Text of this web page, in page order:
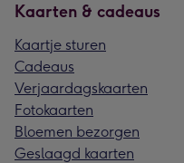
Kaarten & cadeaus
Kaartje sturen
Cadeaus
Verjaardagskaarten
Fotokaarten
Bloemen bezorgen
Geslaagd kaarten